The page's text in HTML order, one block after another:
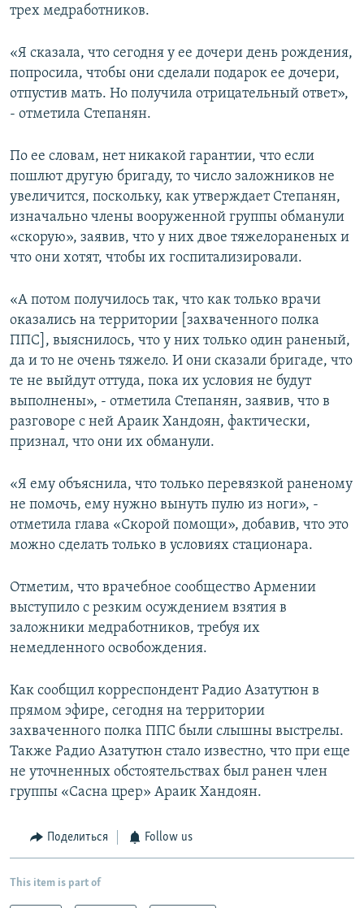
трех медработников.
«Я сказала, что сегодня у ее дочери день рождения,
попросила, чтобы они сделали подарок ее дочери,
отпустив мать. Но получила отрицательный ответ»,
- отметила Степанян.
По ее словам, нет никакой гарантии, что если
пошлют другую бригаду, то число заложников не
увеличится, поскольку, как утверждает Степанян,
изначально члены вооруженной группы обманули
«скорую», заявив, что у них двое тяжелораненых и
что они хотят, чтобы их госпитализировали.
«А потом получилось так, что как только врачи
оказались на территории [захваченного полка
ППС], выяснилось, что у них только один раненый,
да и то не очень тяжело. И они сказали бригаде, что
те не выйдут оттуда, пока их условия не будут
выполнены», - отметила Степанян, заявив, что в
разговоре с ней Араик Хандоян, фактически,
признал, что они их обманули.
«Я ему объяснила, что только перевязкой раненому
не помочь, ему нужно вынуть пулю из ноги», -
отметила глава «Скорой помощи», добавив, что это
можно сделать только в условиях стационара.
Отметим, что врачебное сообщество Армении
выступило с резким осуждением взятия в
заложники медработников, требуя их
немедленного освобождения.
Как сообщил корреспондент Радио Азатутюн в
прямом эфире, сегодня на территории
захваченного полка ППС были слышны выстрелы.
Также Радио Азатутюн стало известно, что при еще
не уточненных обстоятельствах был ранен член
группы «Сасна црер» Араик Хандоян.
Поделиться Follow us
This item is part of